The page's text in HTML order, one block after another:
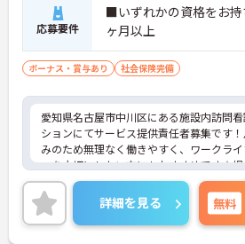
・介護支援専門員などの資格取得支援制度
75歳までの再雇用制度が設けられており、
【高水準給与と大手グループの手厚い福利
っています】
・安定した収入アップが見込める環境です
・未就学児への保育手当や、医療費・市販
が受けられる共済会制度が充実しており、
の両立を強力にバックアップします
応募要件
■いずれかの資格をお
ヶ月以上
ボーナス・賞与あり 社会保険完備
愛知県名古屋市中川区にある施設内訪問
ションにてサービス提供責任者募集です
みのため無理なく働きやすく、ワークラ
スを大切にしたい方にもおすすめです☆
トネス施設の利用も可能で、健康づくり
シュをしながら活躍できる環境が整ってい
興味のある方には、面接対策ポイントな
詳細をご案内しますのでお気軽にご相談
詳細を見る 無料